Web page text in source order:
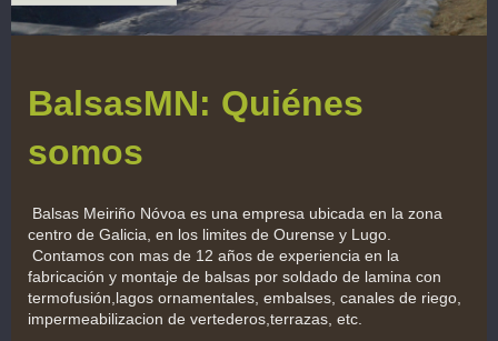
BalsasMN: Quiénes
somos
Balsas Meiriño Nóvoa es una empresa ubicada en la zona
centro de Galicia, en los limites de Ourense y Lugo.
Contamos con mas de 12 años de experiencia en la
fabricación y montaje de balsas por soldado de lamina con
termofusión,lagos ornamentales, embalses, canales de riego,
impermeabilizacion de vertederos,terrazas, etc.